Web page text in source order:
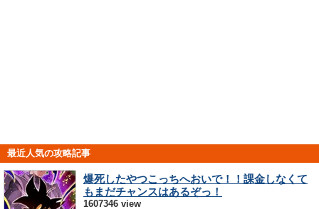
最近人気の攻略記事
爆死したやつこっちへおいで！！課金しなくて
もまだチャンスはあるぞっ！
1607346 view